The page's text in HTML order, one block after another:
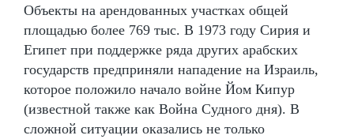
Объекты на арендованных участках общей
площадью более 769 тыс. В 1973 году Сирия и
Египет при поддержке ряда других арабских
государств предприняли нападение на Израиль,
которое положило начало войне Йом Кипур
(известной также как Война Судного дня). В
сложной ситуации оказались не только